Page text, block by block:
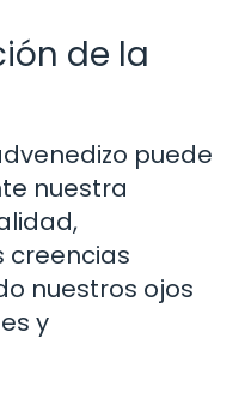
de la
puede
nuestra
creencias
nuestros ojos
y